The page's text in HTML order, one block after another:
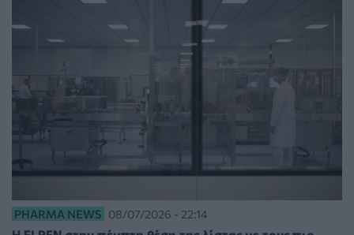
PHARMA NEWS 08/07/2026 - 22:14